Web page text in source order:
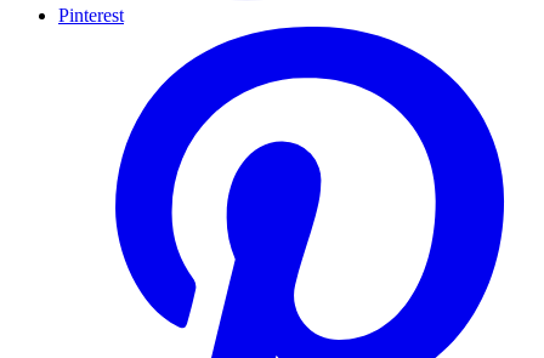
Pinterest